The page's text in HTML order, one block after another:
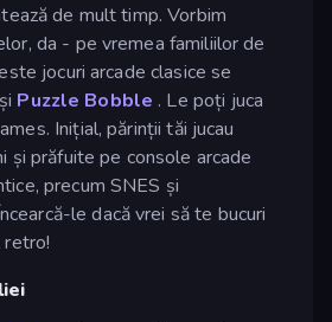
de mult timp. Vorbim
da - pe vremea familiilor de
jocuri arcade clasice se
Puzzle Bobble . Le poți juca
Inițial, părinții tăi jucau
și prăfuite pe console arcade
precum SNES și
le dacă vrei să te bucuri